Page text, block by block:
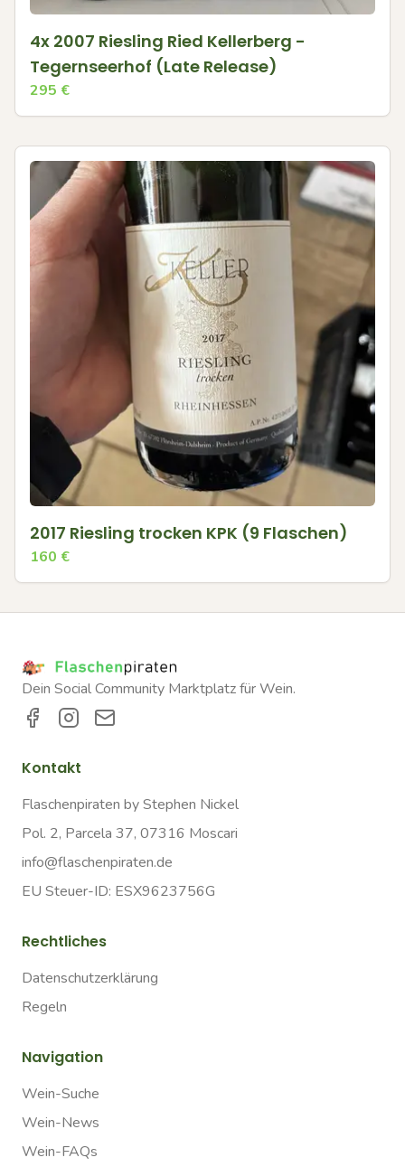
4x 2007 Riesling Ried Kellerberg -
Tegernseerhof (Late Release)
295 €
2017 Riesling trocken KPK (9 Flaschen)
160 €
Dein Social Community Marktplatz für Wein.
Kontakt
Flaschenpiraten by Stephen Nickel
Pol. 2, Parcela 37, 07316 Moscari
info@flaschenpiraten.de
EU Steuer-ID: ESX9623756G
Rechtliches
Datenschutzerklärung
Regeln
Navigation
Wein-Suche
Wein-News
Wein-FAQs